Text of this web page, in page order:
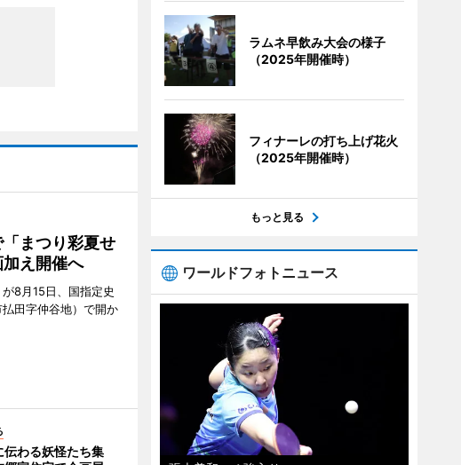
まつり彩夏せ
え開催へ
が8月15日、国指定史
田字仲谷地）で開か
伝わる妖怪たち集
ラムネ早飲み大会の様子
（2025年開催時）
フィナーレの打ち上げ花火
（2025年開催時）
もっと見る
ワールドフォトニュース